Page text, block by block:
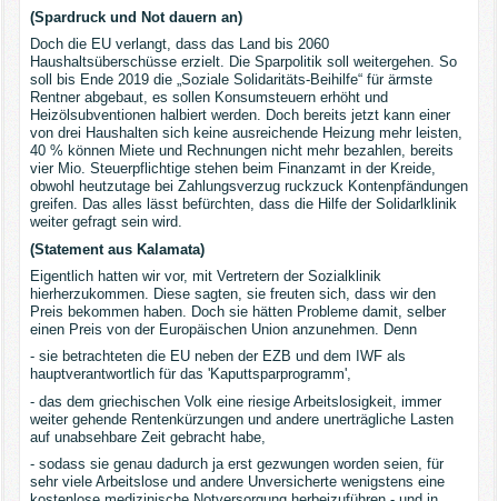
(Spardruck und Not dauern an)
Doch die EU verlangt, dass das Land bis 2060
Haushaltsüberschüsse erzielt. Die Sparpolitik soll weitergehen. So
soll bis Ende 2019 die „Soziale Solidaritäts-Beihilfe“ für ärmste
Rentner abgebaut, es sollen Konsumsteuern erhöht und
Heizölsubventionen halbiert werden. Doch bereits jetzt kann einer
von drei Haushalten sich keine ausreichende Heizung mehr leisten,
40 % können Miete und Rechnungen nicht mehr bezahlen, bereits
vier Mio. Steuerpflichtige stehen beim Finanzamt in der Kreide,
obwohl heutzutage bei Zahlungsverzug ruckzuck Kontenpfändungen
greifen. Das alles lässt befürchten, dass die Hilfe der Solidarlklinik
weiter gefragt sein wird.
(Statement aus Kalamata)
Eigentlich hatten wir vor, mit Vertretern der Sozialklinik
hierherzukommen. Diese sagten, sie freuten sich, dass wir den
Preis bekommen haben. Doch sie hätten Probleme damit, selber
einen Preis von der Europäischen Union anzunehmen. Denn
- sie betrachteten die EU neben der EZB und dem IWF als
hauptverantwortlich für das 'Kaputtsparprogramm',
- das dem griechischen Volk eine riesige Arbeitslosigkeit, immer
weiter gehende Rentenkürzungen und andere unerträgliche Lasten
auf unabsehbare Zeit gebracht habe,
- sodass sie genau dadurch ja erst gezwungen worden seien, für
sehr viele Arbeitslose und andere Unversicherte wenigstens eine